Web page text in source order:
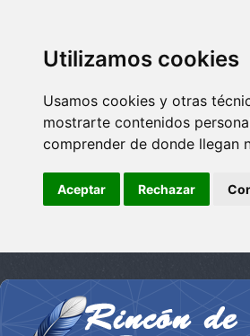
Utilizamos cookies
Usamos cookies y otras
mostrarte contenidos
comprender de donde llegan
Aceptar Rechazar